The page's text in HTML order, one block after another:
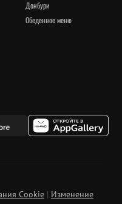
донбури
обеденное меню
Cookie | Изменение